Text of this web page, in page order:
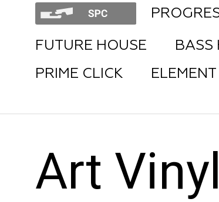
FUTURE HOUSE BASS
PRIME CLICK
Art Vinyl